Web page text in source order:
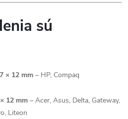
sú
× 12 mm – HP, Compaq
12 mm – Acer, Asus, Delta, Gateway,
Liteon